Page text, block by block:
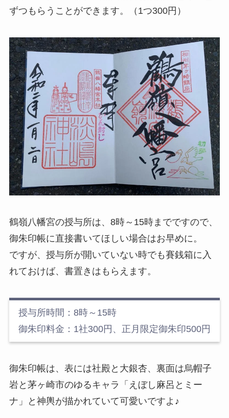
ずつもらうことができます。（1つ300円）
鶴嶺八幡宮の授与所は、8時～15時までですので、
御朱印帳に直接書いてほしい場合はお早めに。
ですが、授与所が開いていない時でも賽銭箱に入
れておけば、書置きはもらえます。
授与所時間：8時～15時
御朱印料金：1社300円、正月限定御朱印500円
御朱印帳は、表には社殿と大銀杏、裏面は烏帽子
岩と茅ヶ崎市のゆるキャラ「えぼし麻呂とミー
ナ」と神輿が描かれていて可愛いですよ♪